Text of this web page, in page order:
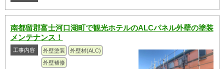
南都留郡富士河口湖町で観光ホテルのALCパネル外壁の塗装
メンテナンス！
工事内容 外壁塗装
外壁材(ALC)
外壁補修